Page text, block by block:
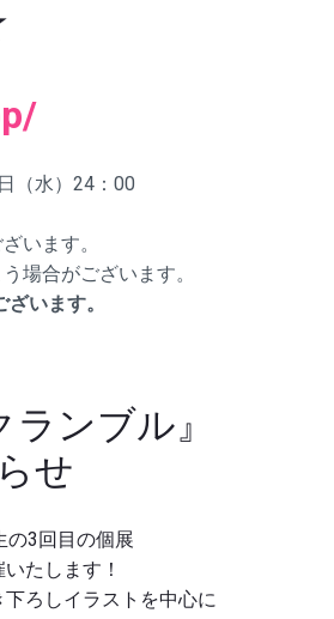
（水）24：00
います。
場合がございます。
います。
ンブル』
せ
の3回目の個展
たします！
ろしイラストを中心に